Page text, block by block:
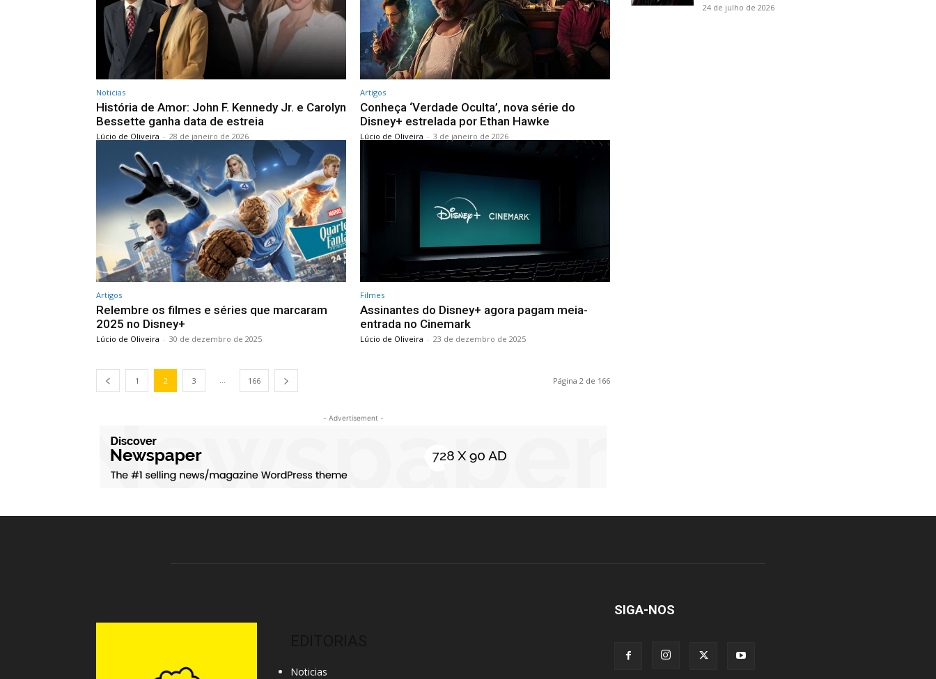
Noticias
História de Amor: John F. Kennedy Jr. e Carolyn
Bessette ganha data de estreia
Lúcio de Oliveira - 28 de janeiro de 2026
Artigos
Conheça ‘Verdade Oculta’, nova série do
Disney+ estrelada por Ethan Hawke
Lúcio de Oliveira - 3 de janeiro de 2026
Artigos
Relembre os filmes e séries que marcaram
2025 no Disney+
Lúcio de Oliveira - 30 de dezembro de 2025
Filmes
Assinantes do Disney+ agora pagam meia-
entrada no Cinemark
Lúcio de Oliveira - 23 de dezembro de 2025
1 2 3 ... 166 Página 2 de 166
- Advertisement -
24 de julho de 2026
Noticias
SIGA-NOS